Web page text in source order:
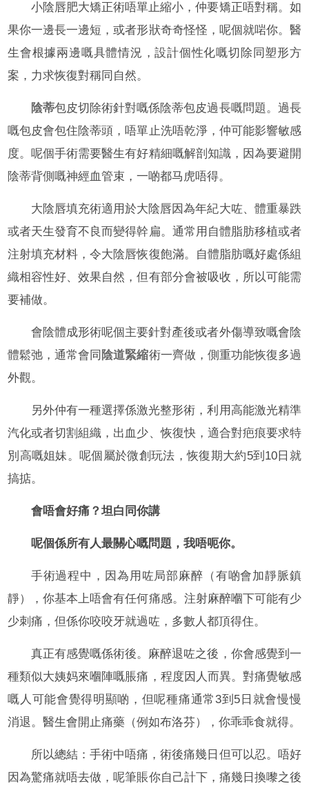
小陰唇肥大矯正術唔單止縮小，仲要矯正唔對稱。如
果你一邊長一邊短，或者形狀奇奇怪怪，呢個就啱你。醫
生會根據兩邊嘅具體情況，設計個性化嘅切除同塑形方
案，力求恢復對稱同自然。
陰蒂包皮切除術針對嘅係陰蒂包皮過長嘅問題。過長
嘅包皮會包住陰蒂頭，唔單止洗唔乾淨，仲可能影響敏感
度。呢個手術需要醫生有好精細嘅解剖知識，因為要避開
陰蒂背側嘅神經血管束，一啲都马虎唔得。
大陰唇填充術適用於大陰唇因為年紀大咗、體重暴跌
或者天生發育不良而變得幹扁。通常用自體脂肪移植或者
注射填充材料，令大陰唇恢復飽滿。自體脂肪嘅好處係組
織相容性好、效果自然，但有部分會被吸收，所以可能需
要補做。
會陰體成形術呢個主要針對產後或者外傷導致嘅會陰
體鬆弛，通常會同 陰道緊縮術一齊做，側重功能恢復多過
外觀。
另外仲有一種選擇係激光整形術，利用高能激光精準
汽化或者切割組織，出血少、恢復快，適合對疤痕要求特
別高嘅姐妹。呢個屬於微創玩法，恢復期大約5到10日就
搞掂。
會唔會好痛？坦白同你講
呢個係所有人最關心嘅問題，我唔呃你。
手術過程中，因為用咗局部麻醉（有啲會加靜脈鎮
靜），你基本上唔會有任何痛感。注射麻醉嗰下可能有少
少刺痛，但係你咬咬牙就過咗，多數人都頂得住。
真正有感覺嘅係術後。麻醉退咗之後，你會感覺到一
種類似大姨妈來嗰陣嘅脹痛，程度因人而異。對痛覺敏感
嘅人可能會覺得明顯啲，但呢種痛通常3到5日就會慢慢
消退。醫生會開止痛藥（例如布洛芬），你乖乖食就得。
所以總結：手術中唔痛，術後痛幾日但可以忍。唔好
因為驚痛就唔去做，呢筆賬你自己計下，痛幾日換嚟之後